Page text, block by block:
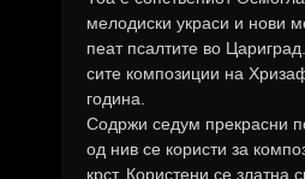
мелодиски украси и нови
пеат псалтите во
сите композиции на
година.
Содржи седум прекрасни
од нив се користи за
крст. Користени се златна